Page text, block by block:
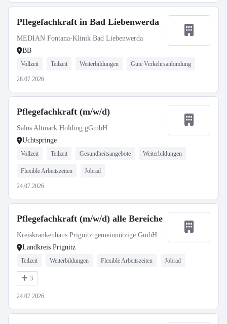
Pflegefachkraft in Bad Liebenwerda
MEDIAN Fontana-Klinik Bad Liebenwerda
BB
Vollzeit Teilzeit Weiterbildungen Gute Verkehrsanbindung
28.07.2026
Pflegefachkraft (m/w/d)
Salus Altmark Holding gGmbH
Uchtspringe
Vollzeit Teilzeit Gesundheitsangebote Weiterbildungen
Flexible Arbeitszeiten Jobrad
24.07.2026
Pflegefachkraft (m/w/d) alle Bereiche
Kreiskrankenhaus Prignitz gemeinnützige GmbH
Landkreis Prignitz
Teilzeit Weiterbildungen Flexible Arbeitszeiten Jobrad
3
24.07.2026